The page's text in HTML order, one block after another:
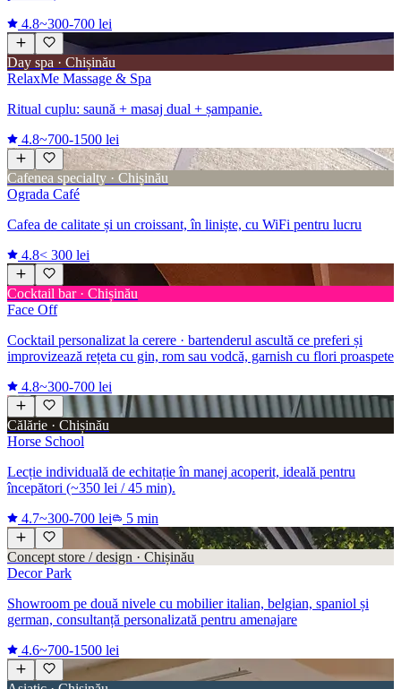
4.8~300-700 lei
Day spa · Chișinău
RelaxMe Massage & Spa
Ritual cuplu: saună + masaj dual + șampanie.
4.8~700-1500 lei
Cafenea specialty · Chișinău
Ograda Café
Cafea de calitate și un croissant, în liniște, cu WiFi pentru lucru
4.8< 300 lei
Cocktail bar · Chișinău
Face Off
Cocktail personalizat la cerere · bartenderul ascultă ce preferi și
improvizează rețeta cu gin, rom sau vodcă, garnish cu flori proaspete
4.8~300-700 lei
Călărie · Chișinău
Horse School
Lecție individuală de echitație în manej acoperit, ideală pentru
începători (~350 lei / 45 min).
4.7~300-700 lei 5 min
Concept store / design · Chișinău
Decor Park
Showroom pe două nivele cu mobilier italian, belgian, spaniol și
german, consultanță personalizată pentru amenajare
4.6~700-1500 lei